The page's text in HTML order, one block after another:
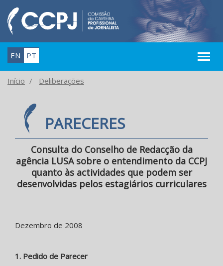
EN PT
Início Deliberações
PARECERES
Consulta do Conselho de Redacção da
agência LUSA sobre o entendimento da CCPJ
quanto às actividades que podem ser
desenvolvidas pelos estagiários curriculares
Dezembro de 2008
1. Pedido de Parecer